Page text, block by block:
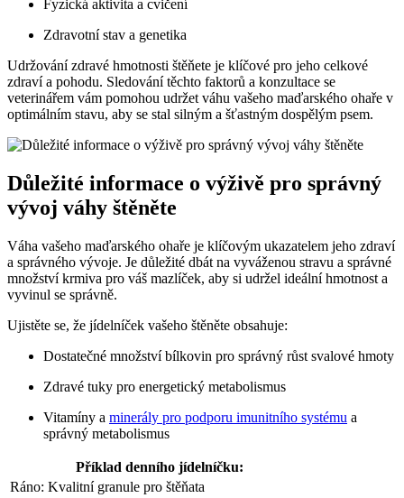
Fyzická aktivita a cvičení
Zdravotní stav a genetika
Udržování zdravé hmotnosti štěňete je klíčové pro jeho celkové
zdraví a pohodu. Sledování těchto faktorů a konzultace se
veterinářem vám pomohou udržet váhu vašeho maďarského ohaře v
optimálním stavu, aby se stal silným a šťastným dospělým psem.
Důležité informace o výživě pro správný
vývoj váhy štěněte
Váha vašeho maďarského ohaře je klíčovým ukazatelem jeho zdraví
a správného vývoje. Je důležité dbát na vyváženou stravu a správné
množství krmiva pro váš mazlíček, aby si udržel ideální hmotnost a
vyvinul se správně.
Ujistěte se, že jídelníček vašeho štěněte obsahuje:
Dostatečné množství bílkovin pro správný růst svalové hmoty
Zdravé tuky pro energetický metabolismus
Vitamíny a minerály pro podporu imunitního systému a
správný metabolismus
Příklad denního jídelníčku:
Ráno: Kvalitní granule pro štěňata